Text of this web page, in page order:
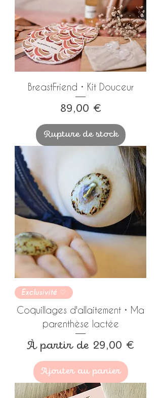
BreastFriend • Kit Douceur
Prix
89,00 €
Rupture de stock
Exclusivité ♡
Coquillages d'allaitement • Ma
parenthèse lactée
À partir de 29,00 €
Prix promotionnel
Ajouter au panier